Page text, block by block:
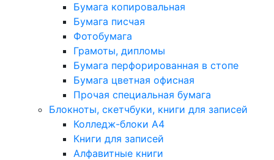
Бумага копировальная
Бумага писчая
Фотобумага
Грамоты, дипломы
Бумага перфорированная в стопе
Бумага цветная офисная
Прочая специальная бумага
Блокноты, скетчбуки, книги для записей
Колледж-блоки А4
Книги для записей
Алфавитные книги